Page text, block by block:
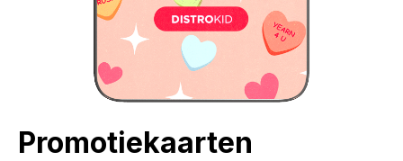
Promotiekaarten